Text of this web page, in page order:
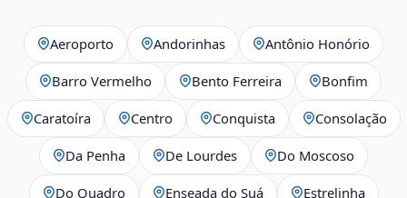
Aeroporto Andorinhas Antônio Honório
Barro Vermelho Bento Ferreira Bonfim
Caratoíra Centro Conquista Consolação
Da Penha De Lourdes Do Moscoso
Do Quadro Enseada do Suá Estrelinha